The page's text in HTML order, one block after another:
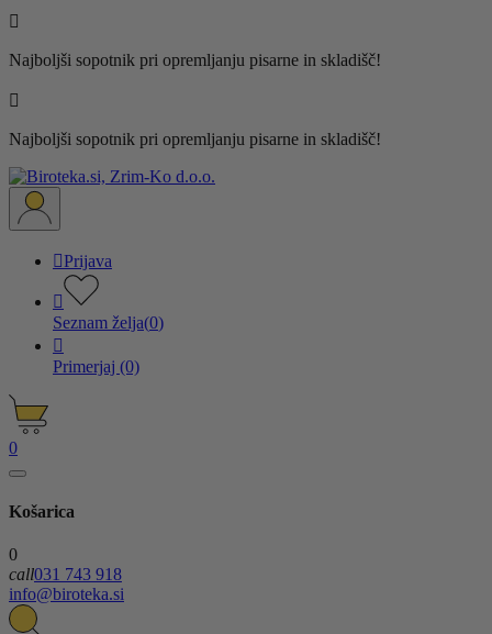

Najboljši sopotnik pri opremljanju pisarne in skladišč!

Najboljši sopotnik pri opremljanju pisarne in skladišč!
Prijava

Seznam želja(0)

Primerjaj (0)
0
Košarica
0
call031 743 918
info@biroteka.si